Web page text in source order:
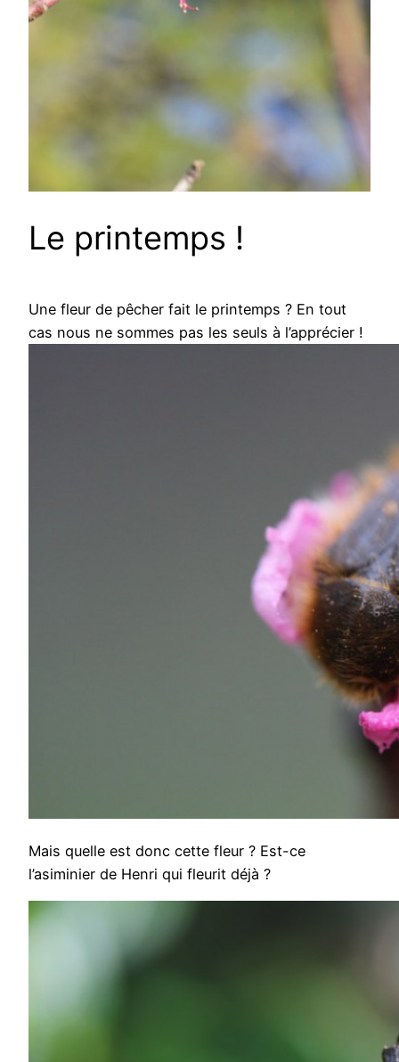
Le printemps !
Une fleur de pêcher fait le printemps ? En tout
cas nous ne sommes pas les seuls à l’apprécier !
Mais quelle est donc cette fleur ? Est-ce
l’asiminier de Henri qui fleurit déjà ?